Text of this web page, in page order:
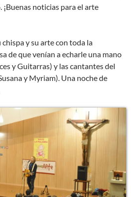
noticias para el arte
y su arte con toda la
de que venían a echarle una mano
y Guitarras) y las cantantes del
y Myriam). Una noche de